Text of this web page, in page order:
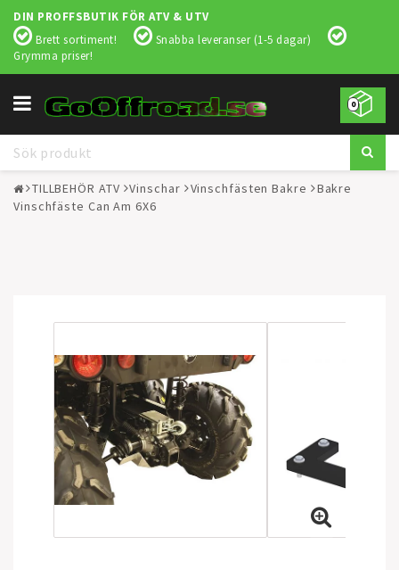
DIN PROFFSBUTIK FÖR ATV & UTV
Brett sortiment!
Snabba leveranser (1-5 dagar)
Grymma priser!
0
Toggle
navigation
TILLBEHÖR ATV Vinschar Vinschfästen Bakre
Bakre
Vinschfäste Can Am 6X6